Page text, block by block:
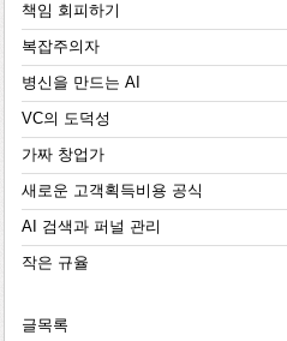
책임 회피하기
복잡주의자
병신을 만드는 AI
VC의 도덕성
가짜 창업가
새로운 고객획득비용 공식
AI 검색과 퍼널 관리
작은 규율
글목록